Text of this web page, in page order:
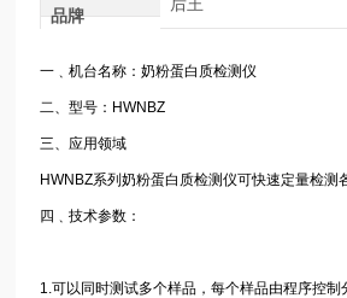
品牌
一﹑机台名称：奶粉蛋白质检测仪
二、型号：HWNBZ
三、应用领域
HWNBZ系列奶粉蛋白质检测仪可快速定量检测
四﹑技术参数：
1.可以同时测试多个样品，每个样品由程序控